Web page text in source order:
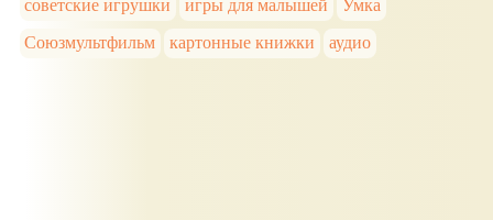
советские игрушки игры для малышей
Умка
Союзмультфильм
картонные книжки аудио